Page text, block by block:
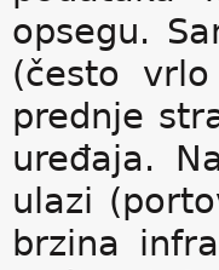
opsegu.
(često
prednje
uređaja.
ulazi
brzina